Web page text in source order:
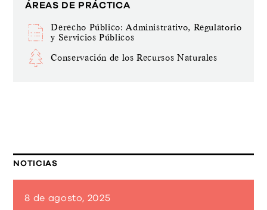
ÁREAS DE PRÁCTICA
Derecho Público: Administrativo, Regulatorio
y Servicios Públicos
Conservación de los Recursos Naturales
NOTICIAS
8 de agosto, 2025